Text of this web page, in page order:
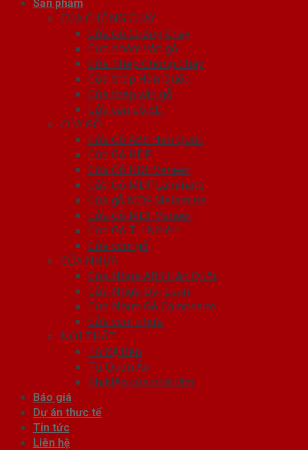
Sản phẩm
CỬA CHỐNG CHÁY
Cửa Gỗ Chống Cháy
Cửa nhôm vân gỗ
Cửa Thép Chống Cháy
Cửa thép Hàn Quốc
Cửa thép vân gỗ
Cửa vân gỗ 5D
CỬA GỖ
Cửa Gỗ ABS Hàn Quốc
Cửa Gỗ HDF
Cửa Gỗ HDF Veneer
Cửa Gỗ MDF Laminate
Cửa gỗ MDF Melamine
Cửa Gỗ MDF Veneer
Cửa Gỗ Tự Nhiên
Cửa vòm gỗ
CỬA NHỰA
Cửa Nhựa ABS Hàn Quốc
Cửa Nhựa Đài Loan
Cửa Nhựa Gỗ Composite
Cửa vòm nhựa
NỘI THẤT
Tủ Kệ Bếp
Tủ Quần Áo
Phụ kiện cửa nhà tắm
Báo giá
Dự án thực tế
Tin tức
Liên hệ